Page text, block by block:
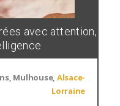
avec attention,
Mulhouse, Alsace-
Lorraine